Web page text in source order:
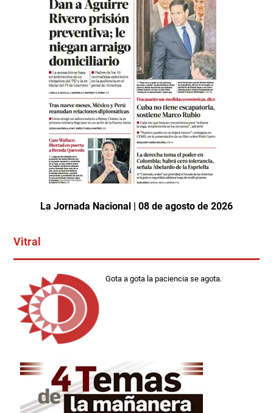
La Jornada Nacional | 08 de agosto de 2026
Vitral
Gota a gota la paciencia se agota.